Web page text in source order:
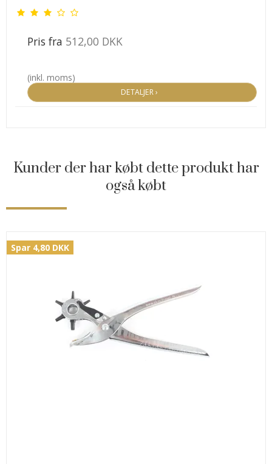
Pris fra 512,00 DKK
(inkl. moms)
DETALJER ›
Kunder der har købt dette produkt har
også købt
Spar 4,80 DKK